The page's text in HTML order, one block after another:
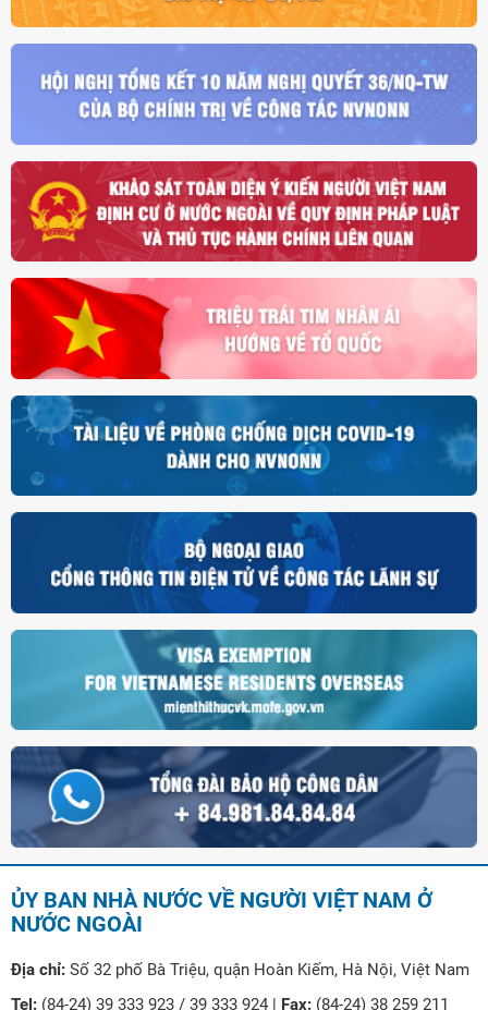
ỦY BAN NHÀ NƯỚC VỀ NGƯỜI VIỆT NAM Ở
NƯỚC NGOÀI
Địa chỉ: Số 32 phố Bà Triệu, quận Hoàn Kiếm, Hà Nội, Việt Nam
Tel: (84-24) 39 333 923 / 39 333 924 | Fax: (84-24) 38 259 211